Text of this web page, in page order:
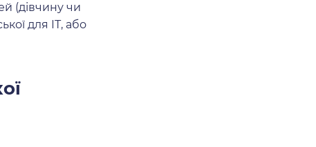
(дівчину чи
для ІТ, або